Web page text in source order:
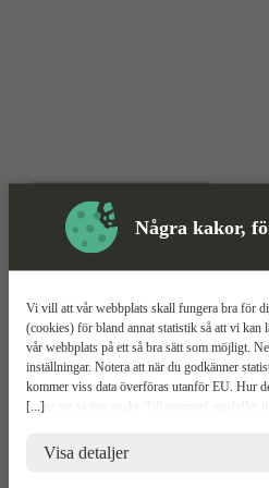
Några kakor,
[...]
Vi vill att vår webbplats skall fungera bra för
(cookies) för bland annat statistik så att vi kan
vår webbplats på ett så bra sätt som möjligt.
inställningar. Notera att när du godkänner
kommer viss data överföras utanför EU. Hur
bolag vet vi inte exakt. Till exempel uppfyller
risker för dina personuppgifter. De berörda
brottsbekämpande myndigheter i USA om de
Visa detaljer
Sågblad Mer information
Berner Metalline
Blad i bi-metall
Passar de flesta metaller och